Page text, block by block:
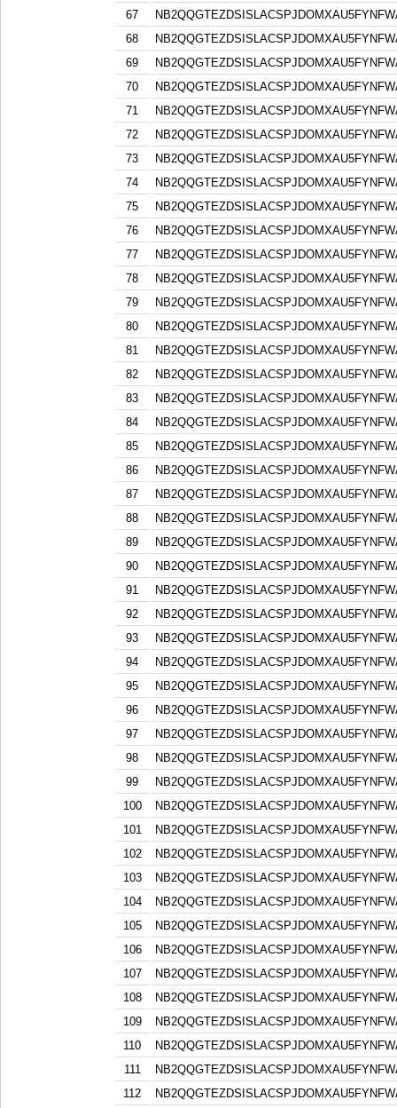
67
68
69
70
71
72
73
74
75
76
77
78
79
80
81
82
83
84
85
86
87
88
89
90
91
92
93
94
95
96
97
98
99
100
101
102
103
104
105
106
107
108
109
110
111
112